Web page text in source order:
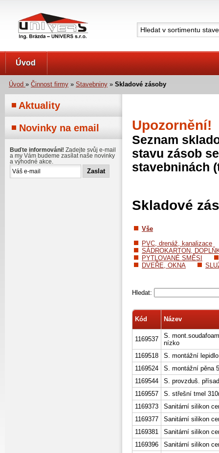
Úvod
Úvod » Činnost firmy » Stavebniny » Skladové zásoby
Upozornění!
Seznam
stavu zásob
stavebninách
Skladové
Vše
PVC, drenáž, kanalizace
SÁDROKARTON,
PYTLOVANÉ SMĚSI
DVEŘE, OKNA
Hledat:
Kód Název
1169537
S.
nízko
1169518
S. montážní
1169524
S. montážní pěna
1169544
S. provzduš.
1169557
S. střešní tmel
1169373
Sanitární silikon
1169377
Sanitární silikon
1169381
Sanitární silikon
1169396
Sanitární silikon
Aktuality
Novinky na email
Buďte informováni! Zadejte svůj e-mail
a my Vám budeme zasílat naše novinky
a výhodné akce.